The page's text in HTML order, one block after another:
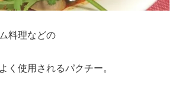
料理などの
く使用されるパクチー。